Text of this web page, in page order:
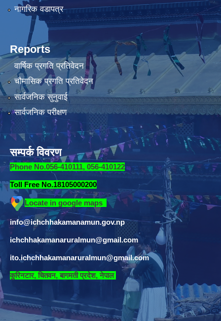
नागरिक वडापत्र
Reports
वार्षिक प्रगति प्रतिवेदन
चौमासिक प्रगति प्रतिवेदन
सार्वजनिक सुनुवाई
सार्वजनिक परीक्षण
सम्पर्क विवरण
Phone No.056-410111, 056-410122
Toll Free No.18105000200
Locate in google maps
info@ichchhakamanamun.gov.np
ichchhakamanaruralmun@gmail.com
ito.ichchhakamanaruralmun@gmail.com​
कुरिनटार, चितवन, बागमती प्रदेश, नेपाल